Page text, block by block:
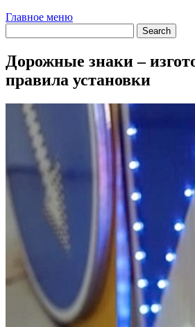
Главное меню
Дорожные знаки –
правила установки